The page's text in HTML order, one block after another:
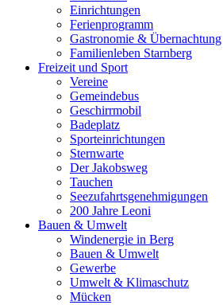
Einrichtungen
Ferienprogramm
Gastronomie & Übernachtung
Familienleben Starnberg
Freizeit und Sport
Vereine
Gemeindebus
Geschirrmobil
Badeplatz
Sporteinrichtungen
Sternwarte
Der Jakobsweg
Tauchen
Seezufahrtsgenehmigungen
200 Jahre Leoni
Bauen & Umwelt
Windenergie in Berg
Bauen & Umwelt
Gewerbe
Umwelt & Klimaschutz
Mücken